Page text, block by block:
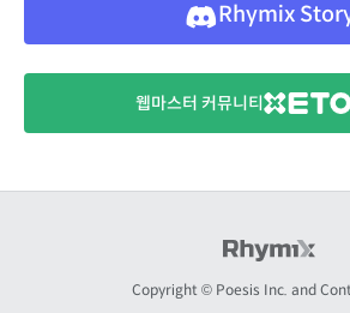
Rhymix
웹마스터 커뮤니티
Copyright © Poesis Inc. and